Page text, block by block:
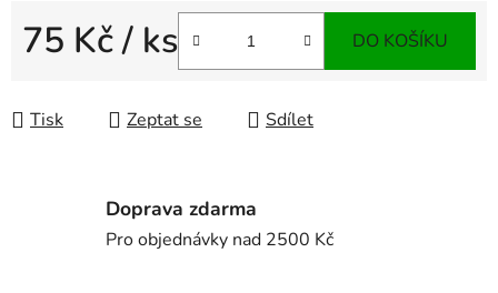
75 Kč/ ks DO KOŠÍKU
Tisk Zeptat se Sdílet
Doprava zdarma
Pro objednávky nad 2500 Kč